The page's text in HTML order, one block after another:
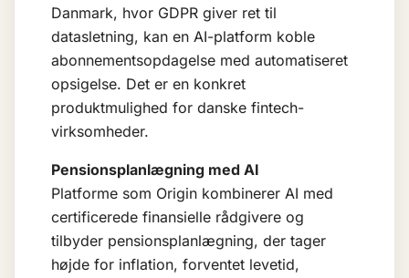
Danmark, hvor GDPR giver ret til
datasletning, kan en AI-platform koble
abonnementsopdagelse med automatiseret
opsigelse. Det er en konkret
produktmulighed for danske fintech-
virksomheder.
Pensionsplanlægning med AI
Platforme som Origin kombinerer AI med
certificerede finansielle rådgivere og
tilbyder pensionsplanlægning, der tager
højde for inflation, forventet levetid,